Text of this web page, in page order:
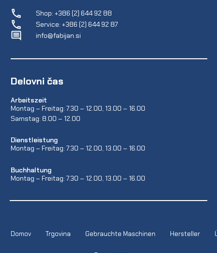
Shop: +386 (2) 644 92 88
Service: +386 (2) 644 92 87
info@fabijan.si
Delovni čas
Arbeitszeit
Montag – Freitag: 7.30 – 12.00, 13.00 – 16.00
Samstag: 8.00 – 12.00
Dienstleistung
Montag – Freitag: 7.30 – 12.00, 13.00 – 16.00
Buchhaltung
Montag – Freitag: 7.30 – 12.00, 13.00 – 16.00
Domov Trgovina Gebrauchte Maschinen Hersteller